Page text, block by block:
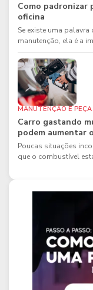
Como padronizar
oficina
Se existe uma
manutenção, ela é a
MANUTENÇÃO E PEÇA
Carro gastando
podem aumentar
Poucas situações
que o combustível